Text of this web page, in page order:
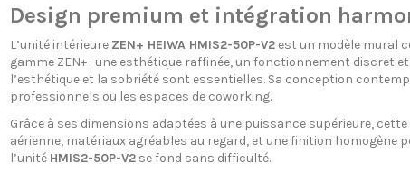
Design premium et intégration
L’unité intérieure ZEN+ HEIWA HMIS2-50P-V2est un modèle mural
gamme ZEN+ : une esthétique raffinée, un fonctionnement discret
l’esthétique et la sobriété sont essentielles. Sa conception
professionnels ou les espaces de coworking.
Grâce à ses dimensions adaptées à une puissance supérieure,
aérienne, matériaux agréables au regard, et une finition homogène
l’unité HMIS2-50P-V2se fond sans difficulté.